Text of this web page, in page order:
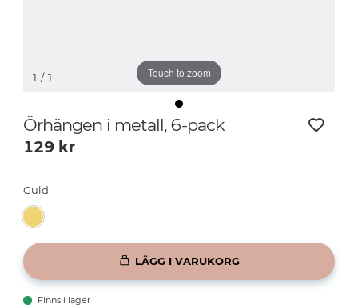
Touch to zoom
1 / 1
Örhängen i metall, 6-pack
129 kr
Guld
LÄGG I VARUKORG
Finns i lager